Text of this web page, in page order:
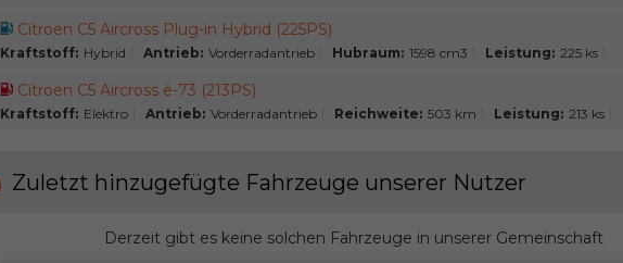
Citroen C5 Aircross Plug-in Hybrid (225PS)
Kraftstoff: Hybrid Antrieb: Vorderradantrieb Hubraum: 1598 cm3 Leistung: 225 ks
Citroen C5 Aircross ë-73 (213PS)
Kraftstoff: Elektro Antrieb: Vorderradantrieb Reichweite: 503 km Leistung: 213 ks
Zuletzt hinzugefügte Fahrzeuge unserer Nutzer
Derzeit gibt es keine solchen Fahrzeuge in unserer Gemeinschaft